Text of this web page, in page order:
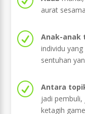
aurat
R Anak-anak
individu
sentuhan
R Antara
jadi
ketagih